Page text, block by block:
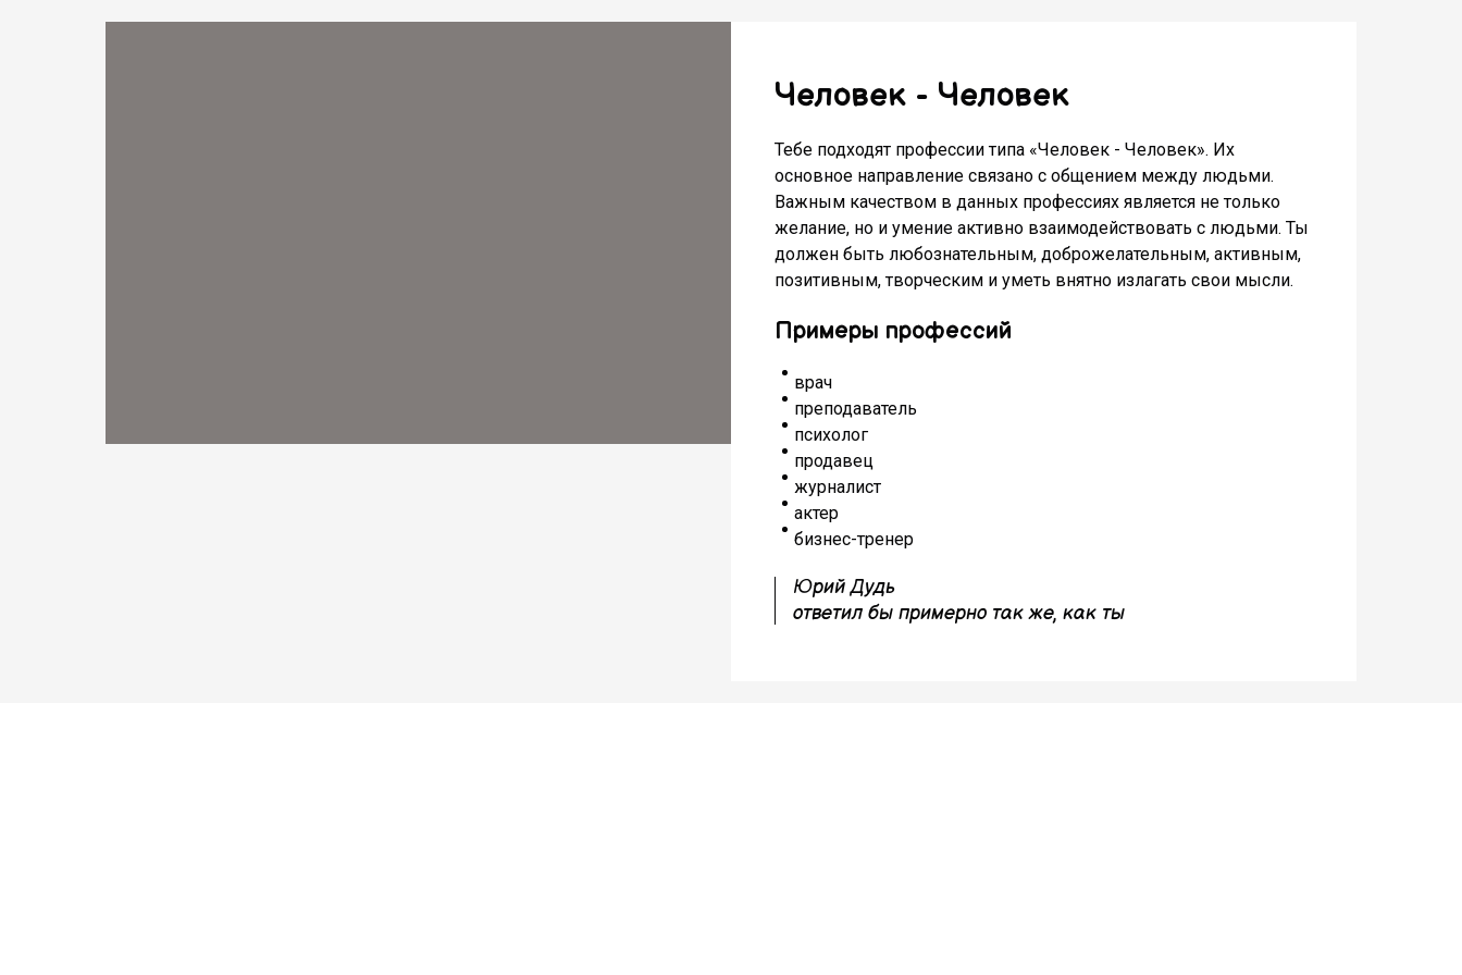
Человек - Человек
Тебе подходят профессии типа «Человек - Человек». Их
основное направление связано с общением между людьми.
Важным качеством в данных профессиях является не только
желание, но и умение активно взаимодействовать с людьми. Ты
должен быть любознательным, доброжелательным, активным,
позитивным, творческим и уметь внятно излагать свои мысли.
Примеры профессий
врач
преподаватель
психолог
продавец
журналист
актер
бизнес-тренер
Юрий Дудь
ответил бы примерно так же, как ты